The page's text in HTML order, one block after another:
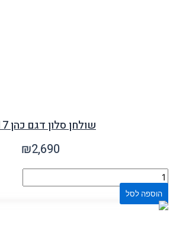
שולחן סלון דגם כהן 1017
₪2,690
הוספה לסל